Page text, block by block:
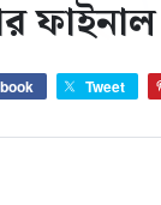
ফাইনাল
Tweet